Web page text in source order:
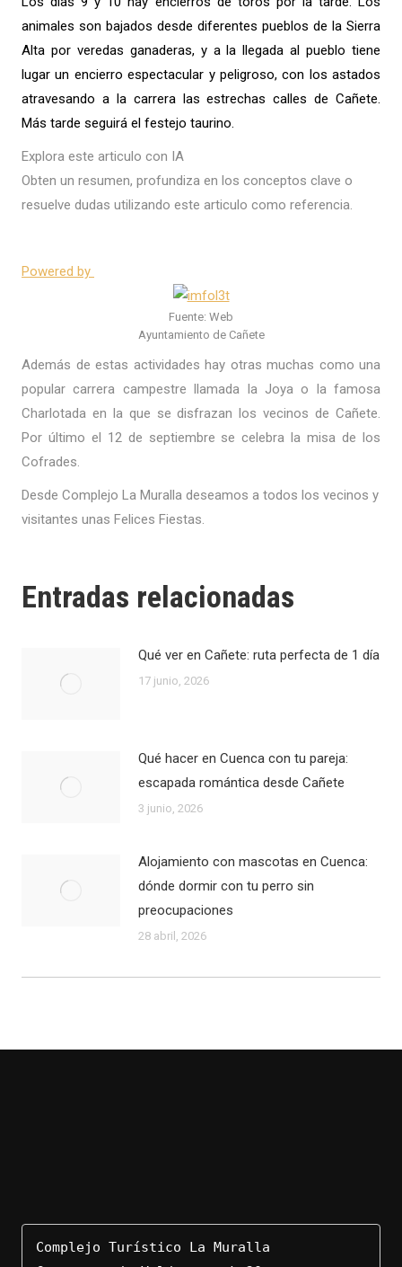
animales son bajados desde diferentes pueblos de la Sierra
Alta por veredas ganaderas, y a la llegada al pueblo tiene
lugar un encierro espectacular y peligroso, con los astados
atravesando a la carrera las estrechas calles de Cañete.
Más tarde seguirá el festejo taurino.
Explora este articulo con IA
Obten un resumen, profundiza en los conceptos clave o
resuelve dudas utilizando este articulo como referencia.
Powered by
Fuente: Web
Ayuntamiento de Cañete
Además de estas actividades hay otras muchas como una
popular carrera campestre llamada la Joya o la famosa
Charlotada en la que se disfrazan los vecinos de Cañete.
Por último el 12 de septiembre se celebra la misa de los
Cofrades.
Desde Complejo La Muralla deseamos a todos los vecinos y
visitantes unas Felices Fiestas.
Entradas relacionadas
Qué ver en Cañete: ruta perfecta de 1 día
17 junio, 2026
Qué hacer en Cuenca con tu pareja:
escapada romántica desde Cañete
3 junio, 2026
Alojamiento con mascotas en Cuenca:
dónde dormir con tu perro sin
preocupaciones
28 abril, 2026
Complejo Turístico La Muralla